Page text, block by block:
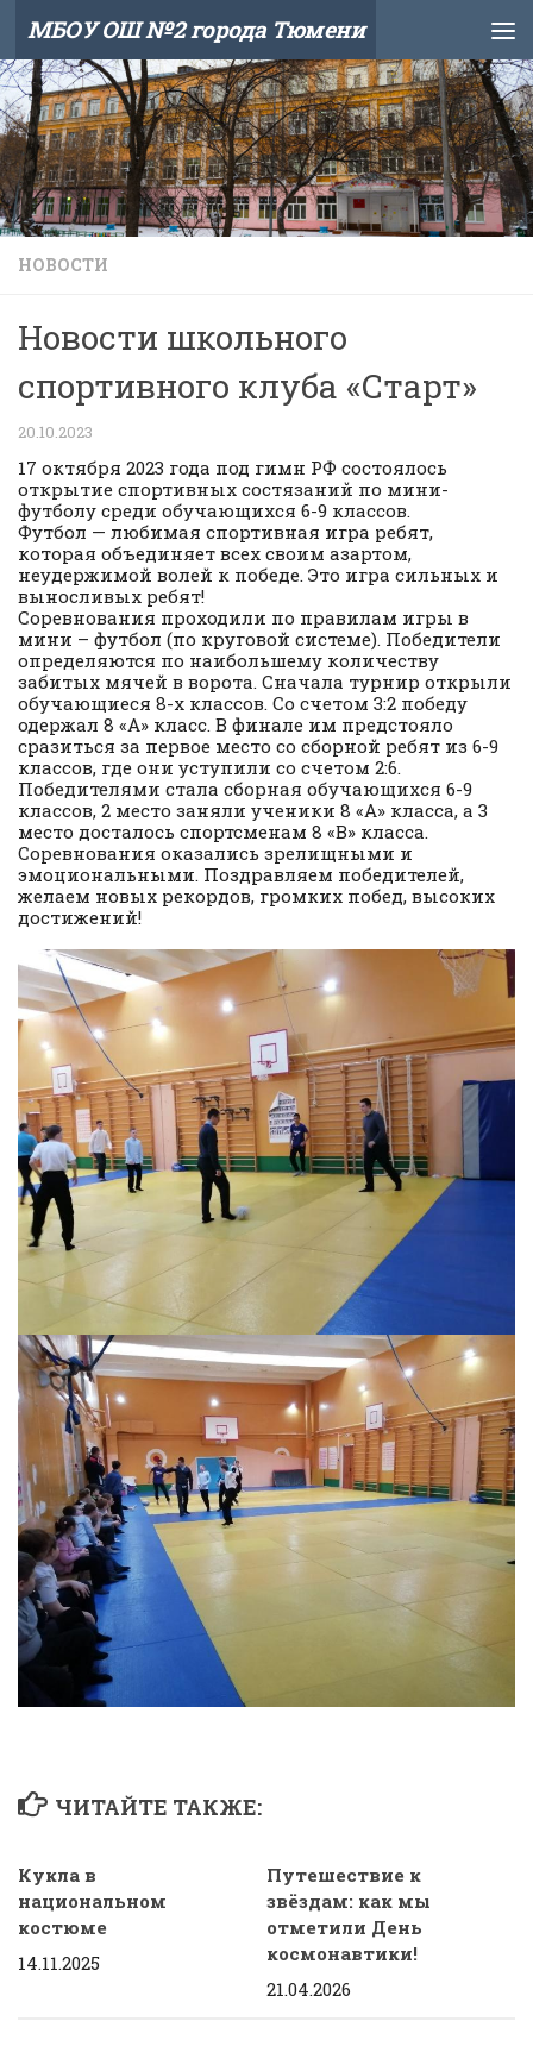
Skip to content
МБОУ ОШ №2 города Тюмени
НОВОСТИ
Новости школьного
спортивного клуба «Старт»
20.10.2023
17 октября 2023 года под гимн РФ состоялось
открытие спортивных состязаний по мини-
футболу среди обучающихся 6-9 классов.
Футбол — любимая спортивная игра ребят,
которая объединяет всех своим азартом,
неудержимой волей к победе. Это игра сильных и
выносливых ребят!
Соревнования проходили по правилам игры в
мини – футбол (по круговой системе). Победители
определяются по наибольшему количеству
забитых мячей в ворота. Сначала турнир открыли
обучающиеся 8-х классов. Со счетом 3:2 победу
одержал 8 «А» класс. В финале им предстояло
сразиться за первое место со сборной ребят из 6-9
классов, где они уступили со счетом 2:6.
Победителями стала сборная обучающихся 6-9
классов, 2 место заняли ученики 8 «А» класса, а 3
место досталось спортсменам 8 «В» класса.
Соревнования оказались зрелищными и
эмоциональными. Поздравляем победителей,
желаем новых рекордов, громких побед, высоких
достижений!
ЧИТАЙТЕ ТАКЖЕ:
Кукла в
национальном
костюме
14.11.2025
Путешествие к
звёздам: как мы
отметили День
космонавтики!
21.04.2026